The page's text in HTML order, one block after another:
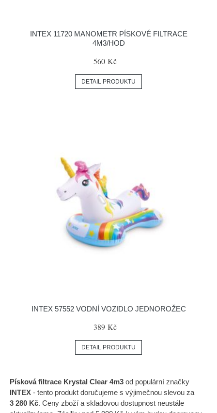
INTEX 11720 MANOMETR PÍSKOVÉ FILTRACE
4M3/HOD
560 Kč
DETAIL PRODUKTU
INTEX 57552 VODNÍ VOZIDLO JEDNOROŽEC
389 Kč
DETAIL PRODUKTU
Písková filtrace Krystal Clear 4m3 od populární značky
INTEX - tento produkt doručujeme s výjimečnou slevou za
3 280 Kč. Ceny zboží a skladovou dostupnost neustále